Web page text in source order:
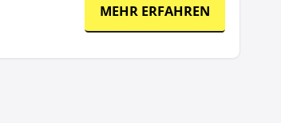
MEHR ERFAHREN